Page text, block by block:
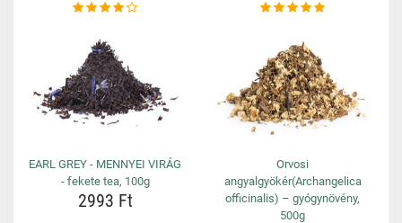
EARL GREY - MENNYEI VIRÁG
- fekete tea, 100g
2993 Ft
Orvosi
angyalgyökér(Archangelica
officinalis) – gyógynövény,
500g